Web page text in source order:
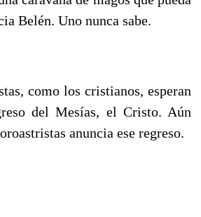
Belén. Uno nunca sabe.
como los cristianos, esperan
del Mesías, el Cristo. Aún
anuncia ese regreso.